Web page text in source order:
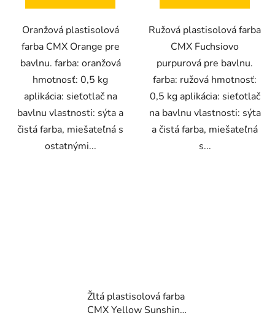
Oranžová plastisolová
farba CMX Orange pre
bavlnu. farba: oranžová
hmotnosť: 0,5 kg
aplikácia: sieťotlač na
bavlnu vlastnosti: sýta a
čistá farba, miešateľná s
ostatnými...
Ružová plastisolová farba
CMX Fuchsiovo
purpurová pre bavlnu.
farba: ružová hmotnosť:
0,5 kg aplikácia: sieťotlač
na bavlnu vlastnosti: sýta
a čistá farba, miešateľná
s...
Žltá plastisolová farba
CMX Yellow Sunshine